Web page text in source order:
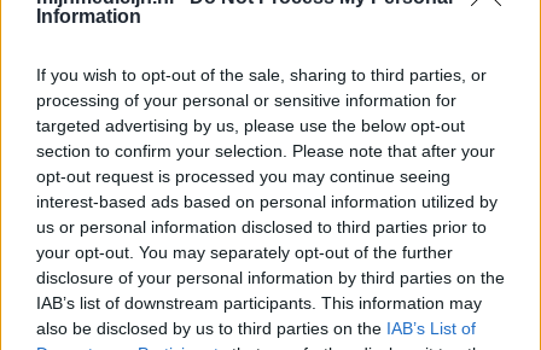
Information
If you wish to opt-out of the sale, sharing to third parties, or
processing of your personal or sensitive information for
targeted advertising by us, please use the below opt-out
section to confirm your selection. Please note that after your
opt-out request is processed you may continue seeing
interest-based ads based on personal information utilized by
us or personal information disclosed to third parties prior to
your opt-out. You may separately opt-out of the further
disclosure of your personal information by third parties on the
IAB’s list of downstream participants. This information may
also be disclosed by us to third parties on the IAB’s List of
Antibiotica - penicillines breedspectrum
Acne
Dexamfetamine (446)
ADHD - psychostimulantia
Euthyrox (436)
Schildklier - hypothyroidie (traagwerkend)
De reviews op deze pagina zijn door de gebruikers
gegenereerd en vervolgens gelezen en aangepast alvorens
goedkeuring, om zo te voldoen aan onze standaarden wat betreft